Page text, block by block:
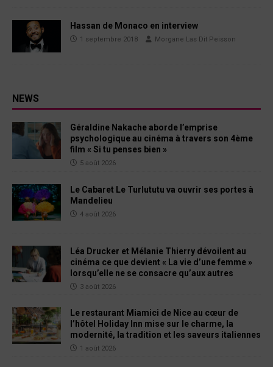
Hassan de Monaco en interview
1 septembre 2018 Morgane Las Dit Peisson
NEWS
Géraldine Nakache aborde l’emprise
psychologique au cinéma à travers son 4ème
film « Si tu penses bien »
5 août 2026
Le Cabaret Le Turlututu va ouvrir ses portes à
Mandelieu
4 août 2026
Léa Drucker et Mélanie Thierry dévoilent au
cinéma ce que devient « La vie d’une femme »
lorsqu’elle ne se consacre qu’aux autres
3 août 2026
Le restaurant Miamici de Nice au cœur de
l’hôtel Holiday Inn mise sur le charme, la
modernité, la tradition et les saveurs italiennes
1 août 2026